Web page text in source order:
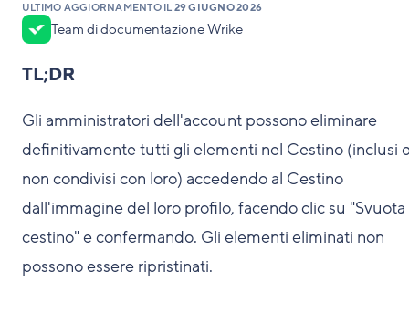
ULTIMO AGGIORNAMENTO IL 29 GIUGNO 2026
Team di documentazione Wrike
TL;DR
Gli amministratori dell'account possono eliminare
definitivamente tutti gli elementi nel Cestino (inclusi
non condivisi con loro) accedendo al Cestino
dall'immagine del loro profilo, facendo clic su "Svuota
cestino" e confermando. Gli elementi eliminati non
possono essere ripristinati.